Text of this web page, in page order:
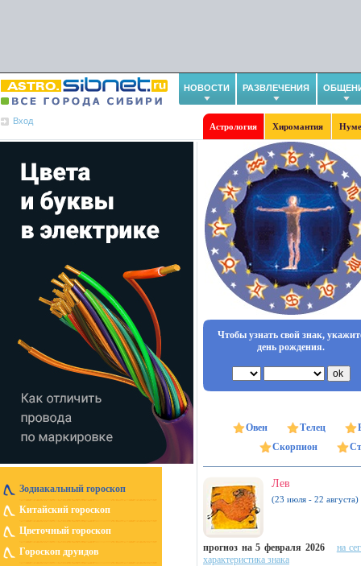
НОВОСТИ РАЗВЛЕЧЕНИЯ
Вход
Астрология Хиромантия
Зодиакальный гороскоп
Китайский гороскоп
Цветочный гороскоп
Гороскоп друидов
Чтобы узнать свой знак,
день рождения.
Овен Телец
Скорпион
Лев
(23 июля - 22 августа)
прогноз на 5 февраля 2026
на
характеристика знака